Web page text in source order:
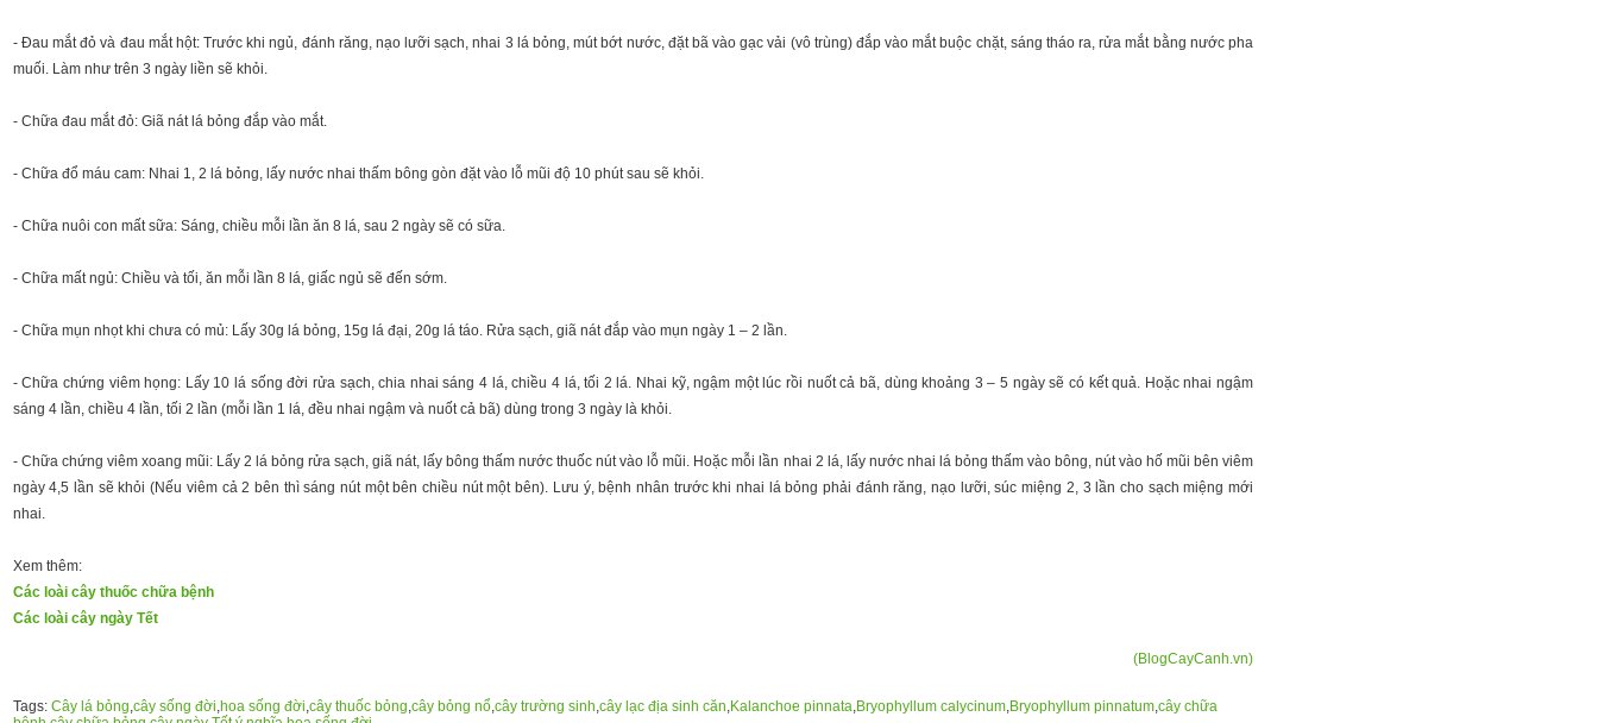
- Ðau mắt đỏ và đau mắt hột: Trước khi ngủ, đánh răng, nạo lưỡi sạch, nhai 3 lá bỏng, mút bớt nước, đặt bã vào gạc vải (vô trùng) đắp vào mắt buộc chặt, sáng tháo ra, rửa mắt bằng nước pha
muối. Làm như trên 3 ngày liền sẽ khỏi.
- Chữa đau mắt đỏ: Giã nát lá bỏng đắp vào mắt.
- Chữa đổ máu cam: Nhai 1, 2 lá bỏng, lấy nước nhai thấm bông gòn đặt vào lỗ mũi độ 10 phút sau sẽ khỏi.
- Chữa nuôi con mất sữa: Sáng, chiều mỗi lần ăn 8 lá, sau 2 ngày sẽ có sữa.
- Chữa mất ngủ: Chiều và tối, ăn mỗi lần 8 lá, giấc ngủ sẽ đến sớm.
- Chữa mụn nhọt khi chưa có mủ: Lấy 30g lá bỏng, 15g lá đại, 20g lá táo. Rửa sạch, giã nát đắp vào mụn ngày 1 – 2 lần.
- Chữa chứng viêm họng: Lấy 10 lá sống đời rửa sạch, chia nhai sáng 4 lá, chiều 4 lá, tối 2 lá. Nhai kỹ, ngậm một lúc rồi nuốt cả bã, dùng khoảng 3 – 5 ngày sẽ có kết quả. Hoặc nhai ngậm
sáng 4 lần, chiều 4 lần, tối 2 lần (mỗi lần 1 lá, đều nhai ngậm và nuốt cả bã) dùng trong 3 ngày là khỏi.
- Chữa chứng viêm xoang mũi: Lấy 2 lá bỏng rửa sạch, giã nát, lấy bông thấm nước thuốc nút vào lỗ mũi. Hoặc mỗi lần nhai 2 lá, lấy nước nhai lá bỏng thấm vào bông, nút vào hố mũi bên viêm
ngày 4,5 lần sẽ khỏi (Nếu viêm cả 2 bên thì sáng nút một bên chiều nút một bên). Lưu ý, bệnh nhân trước khi nhai lá bỏng phải đánh răng, nạo lưỡi, súc miệng 2, 3 lần cho sạch miệng mới
nhai.
Xem thêm:
Các loài cây thuốc chữa bệnh
Các loài cây ngày Tết
(BlogCayCanh.vn)
Tags: Cây lá bỏng,cây sống đời,hoa sống đời,cây thuốc bỏng,cây bỏng nổ,cây trường sinh,cây lạc địa sinh căn,Kalanchoe pinnata,Bryophyllum calycinum,Bryophyllum pinnatum,cây chữa